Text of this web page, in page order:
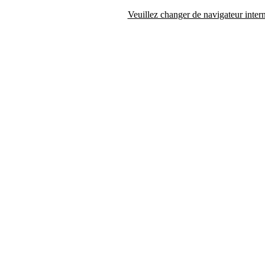
Veuillez changer de navigateur